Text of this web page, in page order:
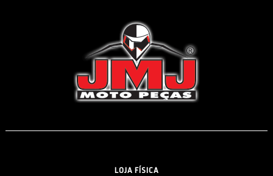
LOJA FÍSICA